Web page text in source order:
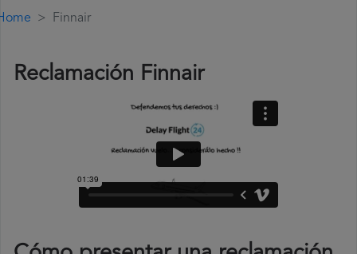
Finnair
Reclamación Finnair